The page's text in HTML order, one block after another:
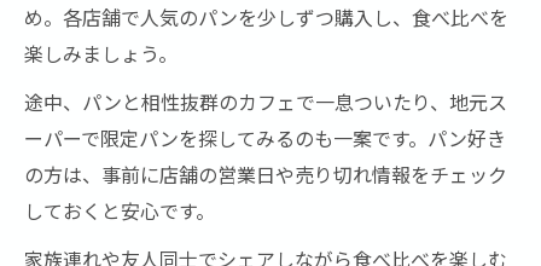
め。各店舗で人気のパンを少しずつ購入し、食べ比べを
楽しみましょう。
途中、パンと相性抜群のカフェで一息ついたり、地元ス
ーパーで限定パンを探してみるのも一案です。パン好き
の方は、事前に店舗の営業日や売り切れ情報をチェック
しておくと安心です。
家族連れや友人同士でシェアしながら食べ比べを楽しむ